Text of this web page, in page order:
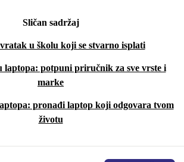
Sličan sadržaj
u školu koji se stvarno isplati
laptopa: potpuni priručnik za sve vrste i
marke
pronađi laptop koji odgovara tvom
životu